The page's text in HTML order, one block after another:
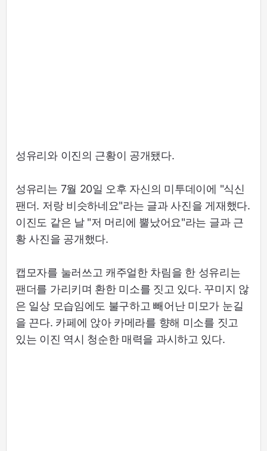
성유리와 이진의 근황이 공개됐다.
성유리는 7월 20일 오후 자신의 미투데이에 "식신
팬더. 저랑 비슷하네요"라는 글과 사진을 게재했다.
이진도 같은 날 "저 머리에 뿔났어요"라는 글과 근
황 사진을 공개했다.
캡모자를 눌러쓰고 캐주얼한 차림을 한 성유리는
팬더를 가리키며 환한 미소를 짓고 있다. 꾸미지 않
은 일상 모습임에도 불구하고 빼어난 미모가 눈길
을 끈다. 카페에 앉아 카메라를 향해 미소를 짓고
있는 이진 역시 청순한 매력을 과시하고 있다.